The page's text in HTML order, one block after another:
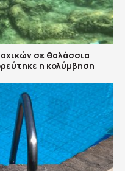
σε θαλάσσια
η κολύμβηση